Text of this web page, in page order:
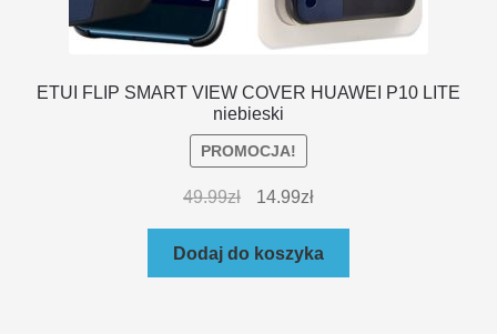
ETUI FLIP SMART VIEW COVER HUAWEI P10 LITE
niebieski
PROMOCJA!
49.99zł 14.99zł
Dodaj do koszyka